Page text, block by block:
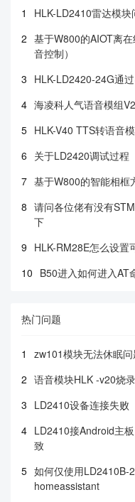
1
HLK-LD2410雷达模块
2 基于W800的AIOT离
音控制）
3 HLK-LD2420-24G通
4 海凌科人气语音模组
5 HLK-V40 TTS转语音
6 关于LD2420调试过程
7 基于W800的智能相框
8 请问各位佬有没有
下
9 HLK-RM28E怎么设置
10 B50进入如何进入AT
热门问题
1
zw101模块无法休眠问
2 语音模块HLK -v20烧
3 LD2410设备连接失败
4 LD2410接Android主
致
5 如何仅使用LD2410B-
homeassistant